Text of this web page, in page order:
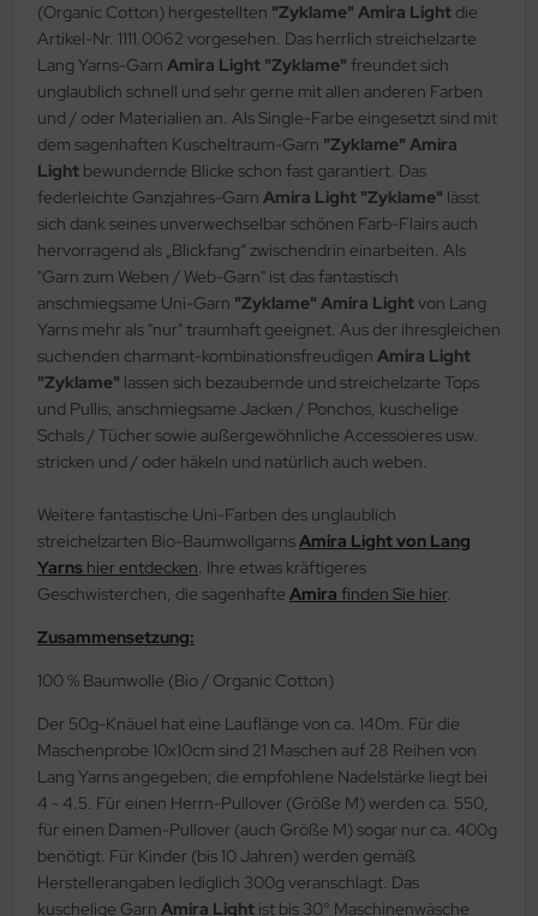
(Organic Cotton) hergestellten "Zyklame" Amira Light die
Artikel-Nr. 1111.0062 vorgesehen. Das herrlich streichelzarte
Lang Yarns-Garn Amira Light "Zyklame" freundet sich
unglaublich schnell und sehr gerne mit allen anderen Farben
und / oder Materialien an. Als Single-Farbe eingesetzt sind mit
dem sagenhaften Kuscheltraum-Garn "Zyklame" Amira
Light bewundernde Blicke schon fast garantiert. Das
federleichte Ganzjahres-Garn Amira Light "Zyklame" lässt
sich dank seines unverwechselbar schönen Farb-Flairs auch
hervorragend als „Blickfang“ zwischendrin einarbeiten. Als
"Garn zum Weben / Web-Garn" ist das fantastisch
anschmiegsame Uni-Garn "Zyklame" Amira Lightvon Lang
Yarns mehr als "nur" traumhaft geeignet. Aus der ihresgleichen
suchenden charmant-kombinationsfreudigen Amira Light
"Zyklame" lassen sich bezaubernde und streichelzarte Tops
und Pullis, anschmiegsame Jacken / Ponchos, kuschelige
Schals / Tücher sowie außergewöhnliche Accessoieres usw.
stricken und / oder häkeln und natürlich auch weben.
Weitere fantastische Uni-Farben des unglaublich
streichelzarten Bio-BaumwollgarnsAmira Light von Lang
Yarns hier entdecken. Ihre etwas kräftigeres
Geschwisterchen, die sagenhafte Amira finden Sie hier.
Zusammensetzung:
100 % Baumwolle (Bio / Organic Cotton)
Der 50g-Knäuel hat eine Lauflänge von ca. 140m. Für die
Maschenprobe 10x10cm sind 21 Maschen auf 28 Reihen von
Lang Yarns angegeben; die empfohlene Nadelstärke liegt bei
4 - 4.5. Für einen Herrn-Pullover (Größe M) werden ca. 550,
für einen Damen-Pullover (auch Größe M) sogar nur ca. 400g
benötigt. Für Kinder (bis 10 Jahren) werden gemäß
Herstellerangaben lediglich 300g veranschlagt. Das
kuschelige Garn Amira Light ist bis 30° Maschinenwäsche